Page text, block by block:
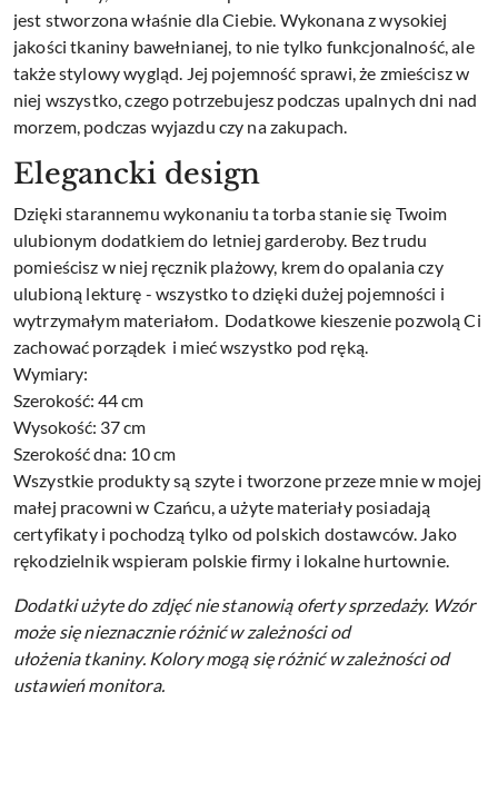
jest stworzona właśnie dla Ciebie. Wykonana z wysokiej
jakości tkaniny bawełnianej, to nie tylko funkcjonalność, ale
także stylowy wygląd. Jej pojemność sprawi, że zmieścisz w
niej wszystko, czego potrzebujesz podczas upalnych dni nad
morzem, podczas wyjazdu czy na zakupach.
Elegancki design
Dzięki starannemu wykonaniu ta torba stanie się Twoim
ulubionym dodatkiem do letniej garderoby. Bez trudu
pomieścisz w niej ręcznik plażowy, krem do opalania czy
ulubioną lekturę - wszystko to dzięki dużej pojemności i
wytrzymałym materiałom. Dodatkowe kieszenie pozwolą Ci
zachować porządek i mieć wszystko pod ręką.
Wymiary:
Szerokość: 44 cm
Wysokość: 37 cm
Szerokość dna: 10 cm
Wszystkie produkty są szyte i tworzone przeze mnie w mojej
małej pracowni w Czańcu, a użyte materiały posiadają
certyfikaty i pochodzą tylko od polskich dostawców. Jako
rękodzielnik wspieram polskie firmy i lokalne hurtownie.
Dodatki użyte do zdjęć nie stanowią oferty sprzedaży. Wzór
może się nieznacznie różnić w zależności od
ułożenia tkaniny. Kolory mogą się różnić w zależności od
ustawień monitora.